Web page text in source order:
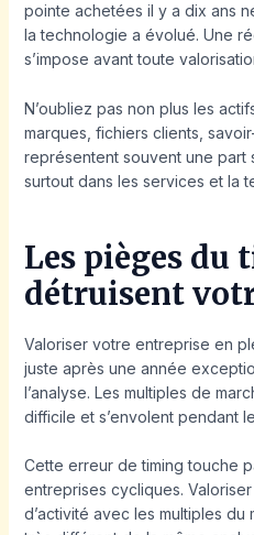
pointe achetées il y a dix ans
la technologie a évolué. Une
s’impose avant toute
N’oubliez pas non plus les
marques, fichiers clients,
représentent souvent une part
surtout dans les services et la
Les pièges du
détruisent
Valoriser votre entreprise en
juste après une année
l’analyse. Les multiples de
difficile et s’envolent pendant
Cette erreur de timing touche
entreprises cycliques.
d’activité avec les multiples du